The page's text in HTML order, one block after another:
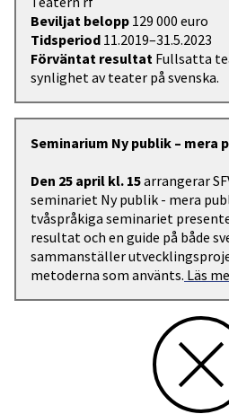
Beviljat belopp 129 000 euro
Tidsperiod 11.2019–31.5.2023
Förväntat resultat Fullsatta
synlighet av teater på svenska.
Seminarium Ny publik – mera
Den 25 april kl. 15arrangerar
seminariet Ny publik - mera
tvåspråkiga seminariet
resultat och en guide på både
sammanställer
metoderna som använts. Läs